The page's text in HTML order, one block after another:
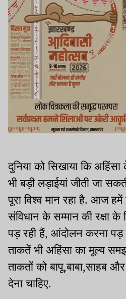
दुनिया को सिखाया कि
भी बड़ी लड़ाईयां जीती जा
पूरा विश्व मान रहा है. आज
संविधान के सम्मान की रक्षा के
पड़ रही हैं, आंदोलन करना पड़
ताकतें भी अहिंसा का मूल्य
ताकतों को बापू,बाबा,साहब
देना चाहिए.